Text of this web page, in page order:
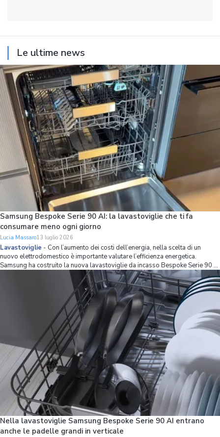
Le ultime news
Samsung Bespoke Serie 90 AI: la lavastoviglie che ti fa
consumare meno ogni giorno
Lucia Massaro13 luglio 2026
Lavastoviglie - Con l’aumento dei costi dell’energia, nella scelta di un
nuovo elettrodomestico è importante valutare l’efficienza energetica.
Samsung ha costruito la nuova lavastoviglie da incasso Bespoke Serie 90 AI
partendo proprio da questo principio, combinando una classe energetica A
Nella lavastoviglie Samsung Bespoke Serie 90 AI entrano
anche le padelle grandi in verticale